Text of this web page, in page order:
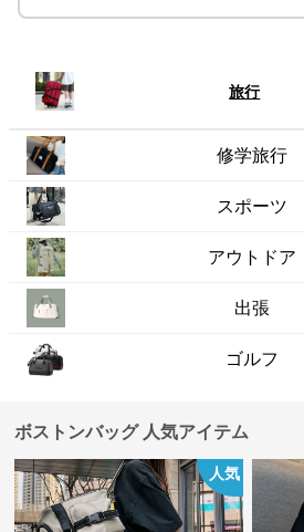
旅行
修学旅行
スポーツ
アウトドア
出張
ゴルフ
ボストンバッグ 人気アイテム
人気